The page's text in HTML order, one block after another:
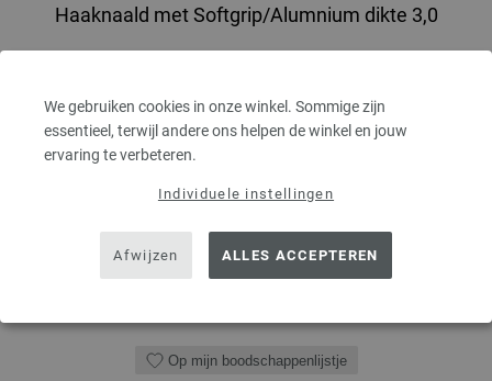
We gebruiken cookies in onze winkel. Sommige zijn
essentieel, terwijl andere ons helpen de winkel en jouw
ervaring te verbeteren.
Individuele instellingen
Afwijzen ALLES ACCEPTEREN
Haaknaald met Softgrip/Alumnium dikte 3,0
2,73 €
3,19 $
AANTAL
Op mijn boodschappenlijstje